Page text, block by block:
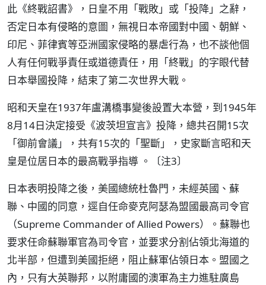
此《終戰詔書》，日皇不用「戰敗」或「投降」之辭，
否定日本有侵略的意圖，無視日本帝國對中國、朝鮮、
印尼、菲律賓等亞洲國家侵略的暴虐行為，也不談他個
人有任何戰爭責任或道德責任，用「終戰」的字眼代替
日本舉國投降，結束了第二次世界大戰。
昭和天皇在1937年盧溝橋事變後設置大本營，到1945年
8月14日決定接受《波茨坦宣言》投降，總共召開15次
「御前會議」，共有15次的「聖斷」，史家斷言昭和天
皇是位居日本的最高戰爭指導 。〔注3〕
日本表明投降之後，美國總統杜魯門，未經英國、蘇
聯、中國的同意，逕自任命麥克阿瑟為盟國最高司令官
（Supreme Commander of Allied Powers）。蘇聯也
要求任命蘇聯軍官為司令官，並要求分割佔領北海道的
北半部，但遭到美國拒絕，阻止蘇軍佔領日本。盟國之
內，只有大英聯邦，以附庸國的澳軍為主力進駐廣島